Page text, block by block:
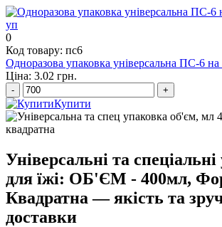
0
Код товару: пс6
Одноразова упаковка універсальна ПС-6
Ціна: 3.02 грн.
- +
Купити
Універсальні та
для їжі: ОБ'ЄМ - 400мл,
Квадратна — якість та
доставки